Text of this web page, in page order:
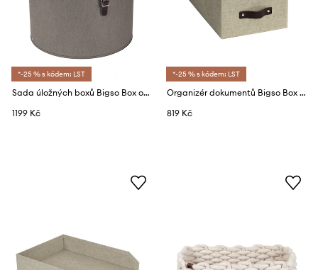
*-25 % s kódem: LST
Sada úložných boxů Bigso Box of Sweden Rut (2-pack)
1199 Kč
*-25 % s kódem: LST
Organizér dokumentů Bigso Box of Sweden Johan
819 Kč